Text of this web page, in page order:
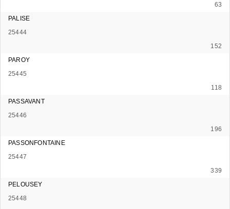
63
PALISE
25444
152
PAROY
25445
118
PASSAVANT
25446
196
PASSONFONTAINE
25447
339
PELOUSEY
25448